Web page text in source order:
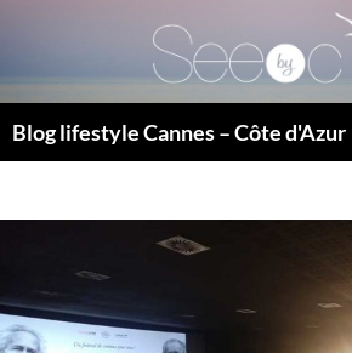
Blog lifestyle Cannes – Côte d'Azur